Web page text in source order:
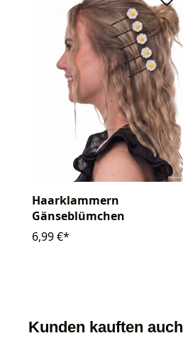
Haarklammern
Gänseblümchen
6,99 €*
Kunden kauften auch